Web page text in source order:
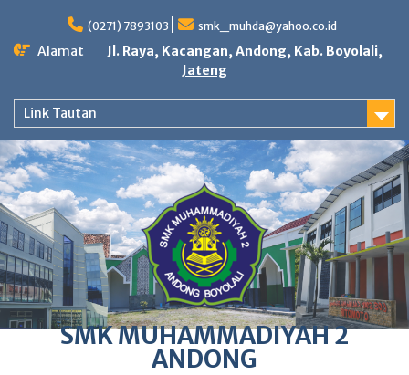
content
(0271) 7893103 smk_muhda@yahoo.co.id
Alamat
Jl. Raya, Kacangan, Andong, Kab. Boyolali,
Jateng
Link Tautan
SMK MUHAMMADIYAH 2
ANDONG